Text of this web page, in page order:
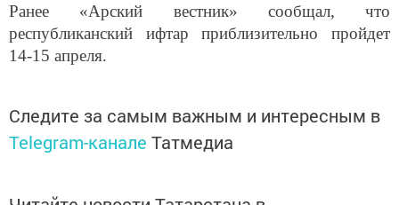
республиканский ифтар приблизительно пройдет
14-15 апреля.
Telegram-каналеТатмедиа
Читайте новости Татарстана в